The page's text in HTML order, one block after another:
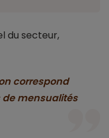
du secteur,
correspond
mensualités